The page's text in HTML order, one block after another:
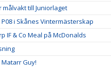
till Juniorlaget
i Skånes Vintermästerskap
IF & Co Meal på McDonalds
Guy!